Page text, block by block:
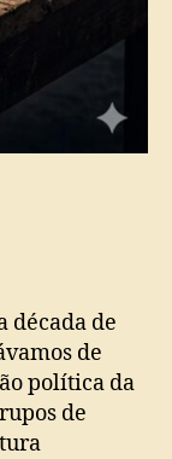
década de
de
política da
de